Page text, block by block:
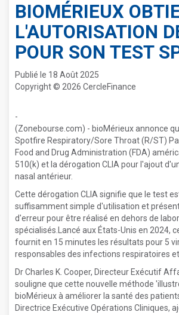
BIOMÉRIEUX
L'AUTORISATION
POUR SON TEST
Publié le 18 Août 2025
Copyright © 2026 CercleFinance
-
(Zonebourse.com) - bioMérieux annonce
Spotfire Respiratory/Sore Throat (R/ST)
Food and Drug Administration (FDA)
510(k) et la dérogation CLIA pour l'ajout
nasal antérieur.
Cette dérogation CLIA signifie que le test
suffisamment simple d'utilisation et
d'erreur pour être réalisé en dehors de
spécialisés.Lancé aux États-Unis en 2024,
fournit en 15 minutes les résultats pour 5
responsables des infections respiratoires
Dr Charles K. Cooper, Directeur Exécutif
souligne que cette nouvelle méthode
bioMérieux à améliorer la santé des
Directrice Exécutive Opérations Cliniques,